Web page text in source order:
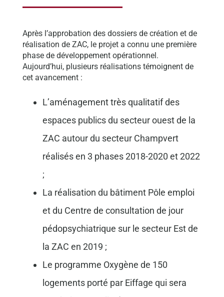
Après l’approbation des dossiers de création et de
réalisation de ZAC, le projet a connu une première
phase de développement opérationnel.
Aujourd’hui, plusieurs réalisations témoignent de
cet avancement :
L’aménagement très qualitatif des
espaces publics du secteur ouest de la
ZAC autour du secteur Champvert
réalisés en 3 phases 2018-2020 et 2022
;
La réalisation du bâtiment Pôle emploi
et du Centre de consultation de jour
pédopsychiatrique sur le secteur Est de
la ZAC en 2019 ;
Le programme Oxygène de 150
logements porté par Eiffage qui sera